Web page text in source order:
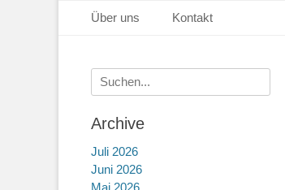
Primäres Menü
Zum
Inhalt
Über uns Kontakt
Suche
nach:
Archive
Juli 2026
Juni 2026
Mai 2026